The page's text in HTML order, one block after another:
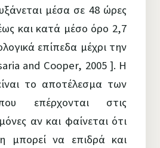
μέσα σε 48 ώρες
και κατά μέσο όρο 2,7
επίπεδα μέχρι την
and Cooper, 2005 ]. Η
το αποτέλεσμα των
επέρχονται στις
αν και φαίνεται ότι
μπορεί να επιδρά και